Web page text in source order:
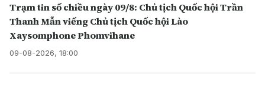
Trạm tin số chiều ngày 09/8: Chủ tịch Quốc hội Trần
Thanh Mẫn viếng Chủ tịch Quốc hội Lào
Xaysomphone Phomvihane
09-08-2026, 18:00